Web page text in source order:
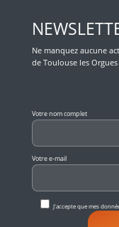
Ne manquez aucune
de Toulouse les Orgues
Votre nom complet
Votre e-mail
J'accepte que mes